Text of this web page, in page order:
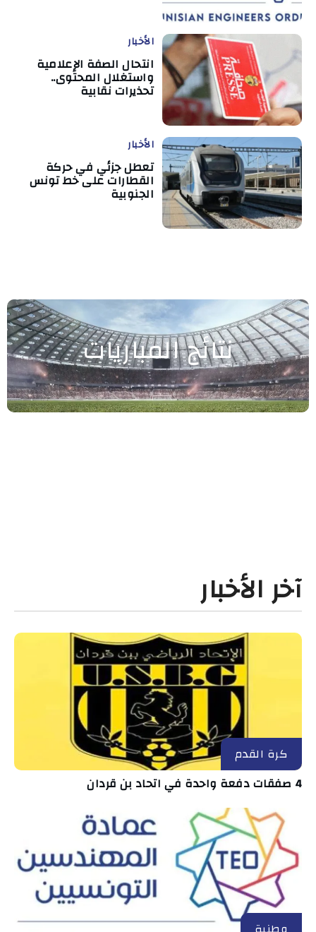
الأخبار
انتحال الصفة الإعلامية
واستغلال المحتوى..
تحذيرات نقابية
الأخبار
تعطل جزئي في حركة
القطارات على خط تونس
الجنوبية
نتائج المباريات
آخر الأخبار
كرة القدم
4 صفقات دفعة واحدة في اتحاد بن قردان